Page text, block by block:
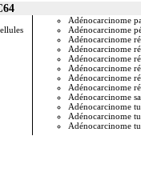
Adénocarcinome
Adénocarcinome
Adénocarcinome
Adénocarcinome
Adénocarcinome
Adénocarcinome
Adénocarcinome
Adénocarcinome
Adénocarcinome
Adénocarcinome
Adénocarcinome
Adénocarcinome